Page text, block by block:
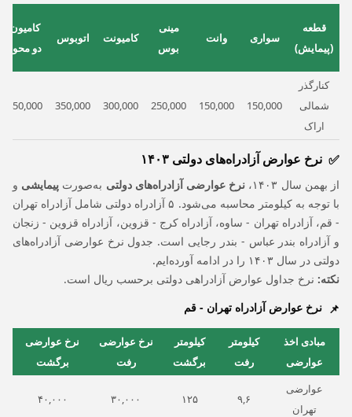
قطعه
(پیمایش)
سواری وانت
مینی
بوس
کامیونت اتوبوس
کامیون
دو محور
کنارگذر
شمالی
اراک
150,000
150,000
250,000
300,000
350,000
450,000
نرخ عوارض آزادراه‌های دولتی ۱۴۰۳
از بهمن سال ۱۴۰۳، نرخ عوارضی آزادراه‌های دولتی به‌صورت پیمایشی و
با توجه به کیلومتر محاسبه می‌شود. ۵ آزادراه دولتی شامل آزادراه تهران
- قم، آزادراه تهران - ساوه، آزادراه کرج - قزوین، آزادراه قزوین - زنجان
و آزادراه بندر عباس - بندر رجایی است. جدول نرخ عوارضی آزادراه‌های
دولتی در سال ۱۴۰۳ را در ادامه آورده‌ایم.
نکته: نرخ جداول عوارض آزادراهی دولتی برحسب ریال است.
نرخ عوارض آزادراه تهران - قم
مبادی اخذ
عوارضی
کیلومتر
رفت
کیلومتر
برگشت
نرخ عوارضی
رفت
نرخ عوارضی
برگشت
عوارضی
تهران
۹,۶ ۱۲۵ ۳۰,۰۰۰ ۴۰,۰۰۰